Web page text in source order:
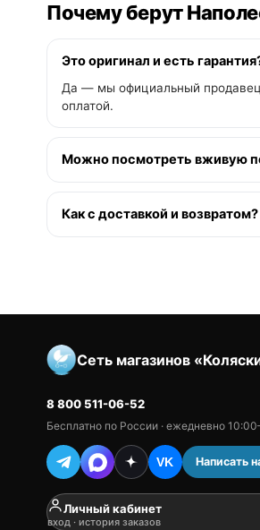
Почему берут
Это оригинал и есть
Да — мы официальный
оплатой.
Можно посмотреть вживую
Как с доставкой и возвратом?
Сеть магазинов
8 800 511-06-52
Бесплатно по России · ежедневно
VK Написать
Личный кабинет
вход · история заказов